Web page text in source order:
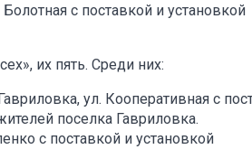
с поставкой и установкой
их пять. Среди них:
ул. Кооперативная с
поселка Гавриловка.
с поставкой и установкой